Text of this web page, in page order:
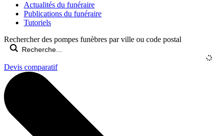
Actualités du funéraire
Publications du funéraire
Tutoriels
Rechercher des pompes funèbres par ville ou code postal
Devis comparatif